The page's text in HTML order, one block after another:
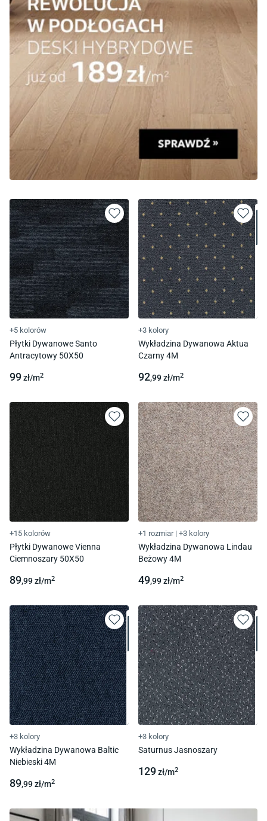
+5 kolorów
Płytki Dywanowe Santo
Antracytowy 50X50
99zł/m2
+3 kolory
Wykładzina Dywanowa Aktua
Czarny 4M
92,99zł/m2
+15 kolorów
Płytki Dywanowe Vienna
Ciemnoszary 50X50
89,99zł/m2
+1 rozmiar | +3 kolory
Wykładzina Dywanowa Lindau
Beżowy 4M
49,99zł/m2
+3 kolory
Wykładzina Dywanowa Baltic
Niebieski 4M
89,99zł/m2
+3 kolory
Saturnus Jasnoszary
129zł/m2